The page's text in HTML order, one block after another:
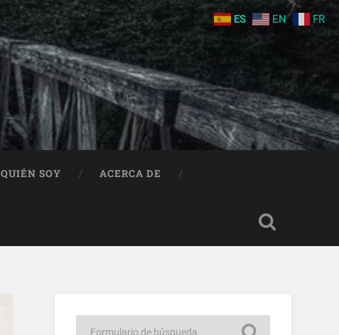
QUIÉN SOY ACERCA DE
ES EN FR